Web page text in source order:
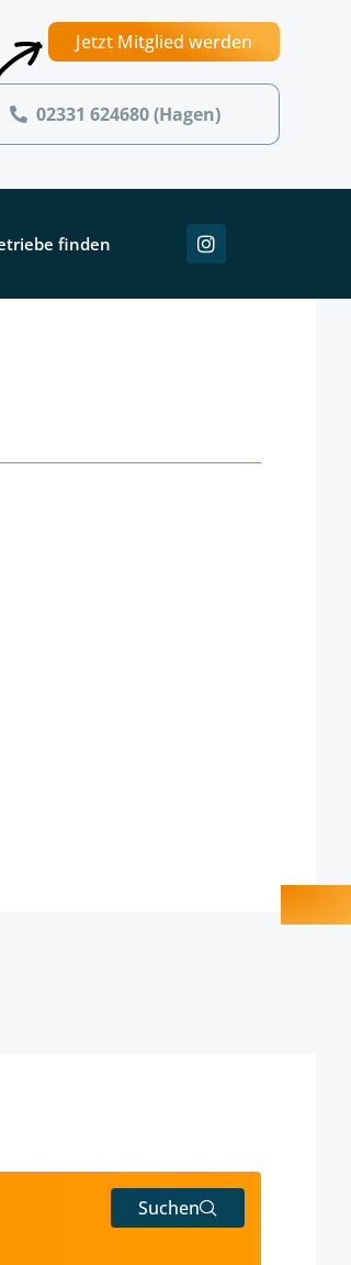
Jetzt Mitglied werden
02331 624680 (Hagen)
finden
Suchen